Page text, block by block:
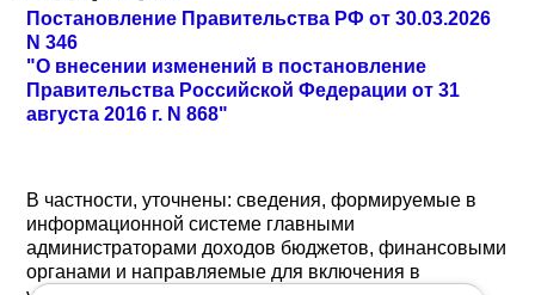
Постановление Правительства РФ от 30.03.2026
N 346
"О внесении изменений в постановление
Правительства Российской Федерации от 31
августа 2016 г. N 868"
В частности, уточнены: сведения, формируемые в
информационной системе главными
администраторами доходов бюджетов, финансовыми
органами и направляемые для включения в